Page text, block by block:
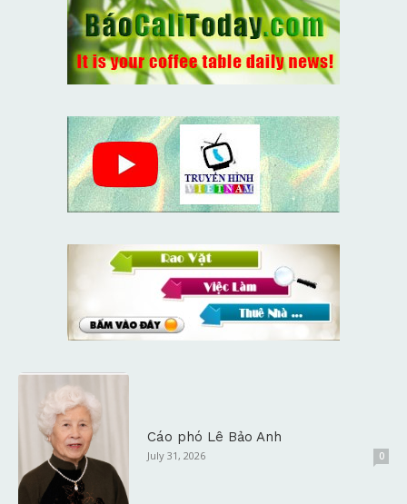
Cáo phó Lê Bảo Anh
July 31, 2026 0